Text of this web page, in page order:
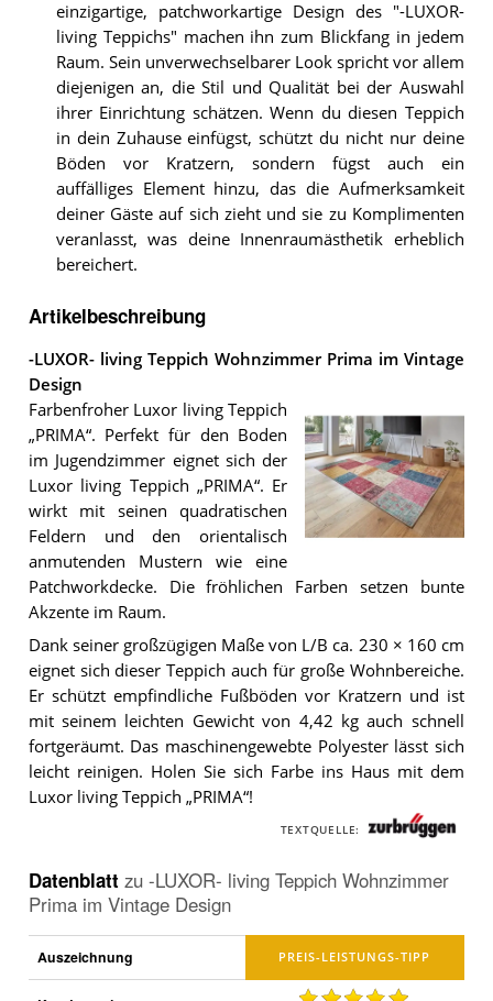
einzigartige, patchworkartige Design des "-LUXOR-
living Teppichs" machen ihn zum Blickfang in jedem
Raum. Sein unverwechselbarer Look spricht vor allem
diejenigen an, die Stil und Qualität bei der Auswahl
ihrer Einrichtung schätzen. Wenn du diesen Teppich
in dein Zuhause einfügst, schützt du nicht nur deine
Böden vor Kratzern, sondern fügst auch ein
auffälliges Element hinzu, das die Aufmerksamkeit
deiner Gäste auf sich zieht und sie zu Komplimenten
veranlasst, was deine Innenraumästhetik erheblich
bereichert.
Artikelbeschreibung
-LUXOR- living Teppich Wohnzimmer Prima im Vintage
Design
-
Teppich
Wohnzimmer
Prima
im
Vintage
Design.
Farbenfroher Luxor living Teppich
„PRIMA“. Perfekt für den Boden
im Jugendzimmer eignet sich der
Luxor living Teppich „PRIMA“. Er
wirkt mit seinen quadratischen
Feldern und den orientalisch
anmutenden Mustern wie eine
Patchworkdecke. Die fröhlichen Farben setzen bunte
Akzente im Raum.
Dank seiner großzügigen Maße von L/B ca. 230 × 160 cm
eignet sich dieser Teppich auch für große Wohnbereiche.
Er schützt empfindliche Fußböden vor Kratzern und ist
mit seinem leichten Gewicht von 4,42 kg auch schnell
fortgeräumt. Das maschinengewebte Polyester lässt sich
leicht reinigen. Holen Sie sich Farbe ins Haus mit dem
Luxor living Teppich „PRIMA“!
TEXTQUELLE:
Datenblatt zu -LUXOR- living Teppich Wohnzimmer
Prima im Vintage Design
Auszeichnung